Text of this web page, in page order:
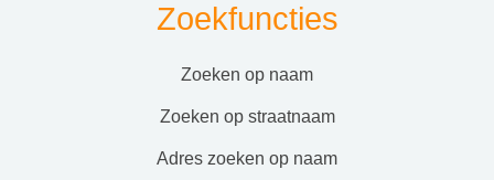
Zoekfuncties
zoeken op naam
zoeken op straatnaam
adres zoeken op naam